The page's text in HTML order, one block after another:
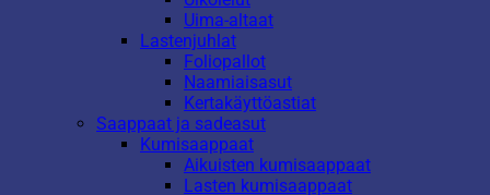
Uima-altaat
Lastenjuhlat
Foliopallot
Naamiaisasut
Kertakäyttöastiat
Saappaat ja sadeasut
Kumisaappaat
Aikuisten kumisaappaat
Lasten kumisaappaat